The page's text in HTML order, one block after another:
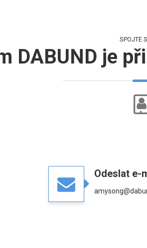
SPOJTE
DABUND je
Odeslat e-